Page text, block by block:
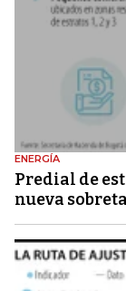
ENERGÍA
Predial de
nueva